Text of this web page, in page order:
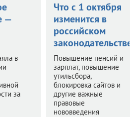
—
в
за
Что с 1 октября
изменится в
российском
законодательстве
Повышение пенсий и
зарплат, повышение
утильсбора,
блокировка сайтов и
другие важные
правовые
нововведения